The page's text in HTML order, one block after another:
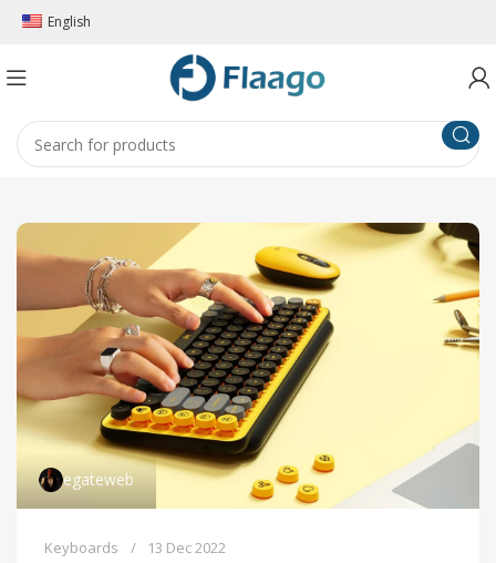
English
egateweb
Keyboards 13 Dec 2022